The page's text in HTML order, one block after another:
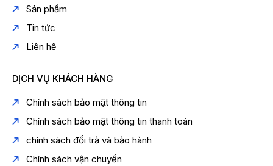
Sản phẩm
Tin tức
Liên hệ
DỊCH VỤ KHÁCH HÀNG
Chính sách bảo mật thông tin
Chính sách bảo mật thông tin thanh toán
chính sách đổi trả và bảo hành
Chính sách vận chuyển